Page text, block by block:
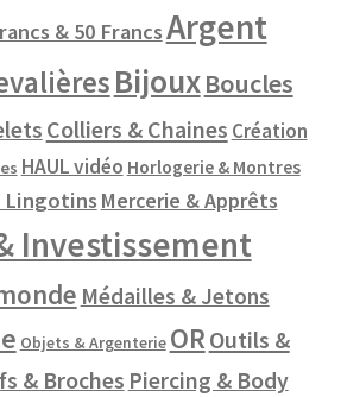
& 50 FrancsArgent
BijouxBoucles
Colliers & Chaines Création
HAUL vidéo Horlogerie & Montres
Lingotins Mercerie & Apprêts
Investissement
Médailles & Jetons
Objets & Argenterie OR Outils &
& Broches Piercing & Body